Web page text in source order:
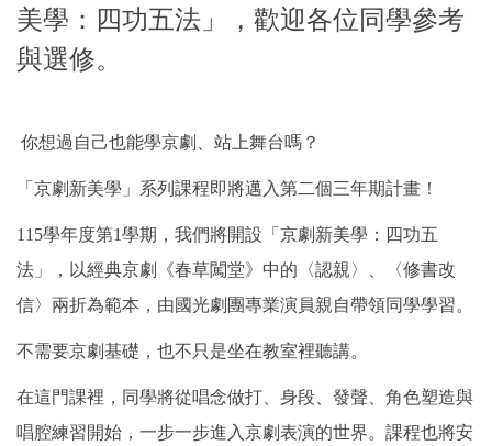
美學：四功五法」，歡迎各位同學參考
與選修。
你想過自己也能學京劇、站上舞台嗎？
「京劇新美學」系列課程即將邁入第二個三年期計畫！
115學年度第1學期，我們將開設「京劇新美學：四功五
法」，以經典京劇《春草闖堂》中的〈認親〉、〈修書改
信〉兩折為範本，由國光劇團專業演員親自帶領同學學習。
不需要京劇基礎，也不只是坐在教室裡聽講。
在這門課裡，同學將從唱念做打、身段、發聲、角色塑造與
唱腔練習開始，一步一步進入京劇表演的世界。課程也將安